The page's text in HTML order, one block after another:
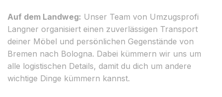
Auf dem Landweg: Unser Team von Umzugsprofi
Langner organisiert einen zuverlässigen Transport
deiner Möbel und persönlichen Gegenstände von
Bremen nach Bologna. Dabei kümmern wir uns um
alle logistischen Details, damit du dich um andere
wichtige Dinge kümmern kannst.